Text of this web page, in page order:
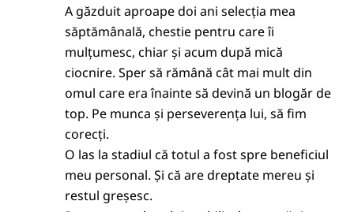
A găzduit aproape doi ani selecția mea
săptămânală, chestie pentru care îi
mulțumesc, chiar și acum după mică
ciocnire. Sper să rămână cât mai mult din
omul care era înainte să devină un blogăr de
top. Pe munca și perseverența lui, să fim
corecți.
O las la stadiul că totul a fost spre beneficiul
meu personal. Și că are dreptate mereu și
restul greșesc.